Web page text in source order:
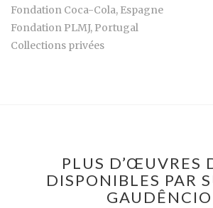
Fondation Coca-Cola, Espagne
Fondation PLMJ, Portugal
Collections privées
PLUS D’ŒUVRES
DISPONIBLES PAR
GAUDÊNCIO